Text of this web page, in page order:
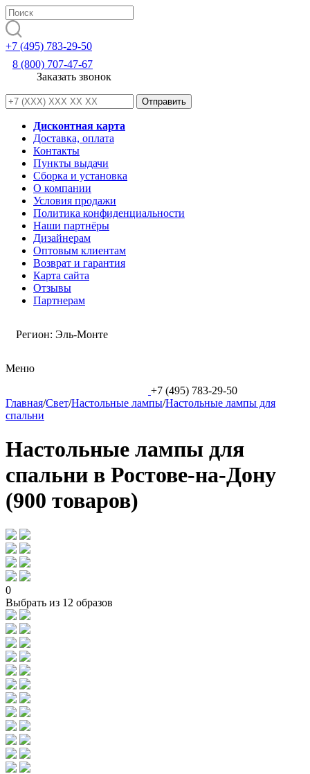
+7 (495) 783-29-50
8 (800) 707-47-67
Заказать звонок
Дисконтная карта
Доставка, оплата
Контакты
Пункты выдачи
Сборка и установка
О компании
Условия продажи
Политика конфиденциальности
Наши партнёры
Дизайнерам
Оптовым клиентам
Возврат и гарантия
Карта сайта
Отзывы
Партнерам
Регион: Эль-Монте
Меню
+7 (495) 783-29-50
Главная/Свет/Настольные лампы/Настольные лампы для
спальни
Настольные лампы для
спальни в Ростове-на-Дону
(900 товаров)
0
Выбрать из 12 образов